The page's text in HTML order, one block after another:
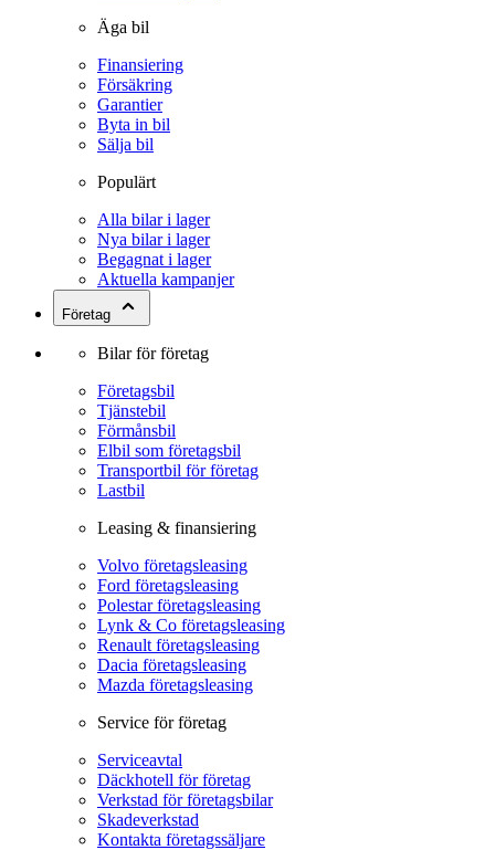
Äga bil
Finansiering
Försäkring
Garantier
Byta in bil
Sälja bil
Populärt
Alla bilar i lager
Nya bilar i lager
Begagnat i lager
Aktuella kampanjer
Företag
Bilar för företag
Företagsbil
Tjänstebil
Förmånsbil
Elbil som företagsbil
Transportbil för företag
Lastbil
Leasing & finansiering
Volvo företagsleasing
Ford företagsleasing
Polestar företagsleasing
Lynk & Co företagsleasing
Renault företagsleasing
Dacia företagsleasing
Mazda företagsleasing
Service för företag
Serviceavtal
Däckhotell för företag
Verkstad för företagsbilar
Skadeverkstad
Kontakta företagssäljare